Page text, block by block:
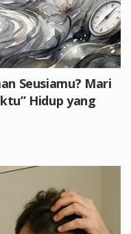
Seusiamu? Mari
Hidup yang